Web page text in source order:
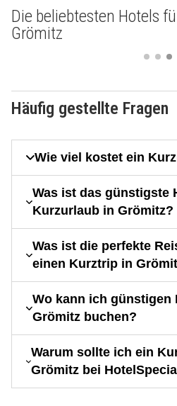
Die beliebtesten Hotels
Grömitz
Häufig gestellte Fragen
Wie viel kostet ein
Was ist das günstigste
Kurzurlaub in Grömitz?
Was ist die perfekte
einen Kurztrip in
Wo kann ich günstigen
Grömitz buchen?
Warum sollte ich ein
Grömitz bei